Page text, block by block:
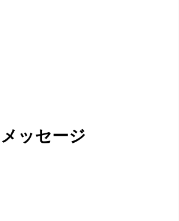
ッセージ